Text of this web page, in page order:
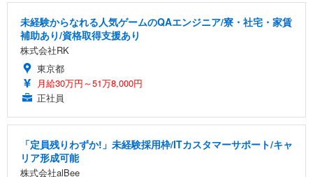
未経験からなれる人気ゲームのQAエンジニア/寮・社宅・家賃
補助あり/資格取得支援あり
株式会社RK
東京都
月給30万円～51万8,000円
正社員
「定員残りわずか!」未経験採用枠/ITカスタマーサポート/キャ
リア形成可能
株式会社alBee